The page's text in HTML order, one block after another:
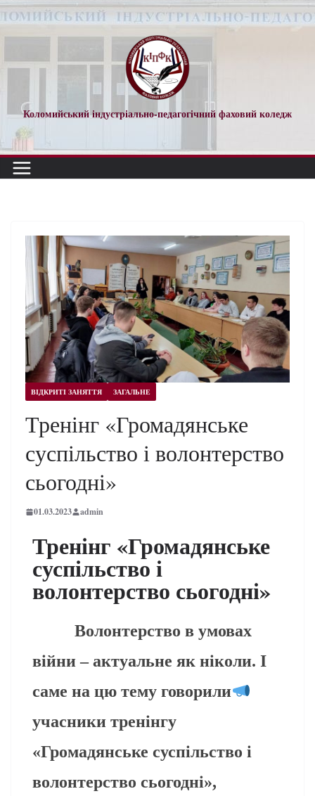
Коломийський індустріально-педагогічний фаховий коледж
ВІДКРИТІ ЗАНЯТТЯ ЗАГАЛЬНЕ
Тренінг «Громадянське
суспільство і волонтерство
сьогодні»
01.03.2023 admin
Тренінг «Громадянське
суспільство і
волонтерство сьогодні»
Волонтерство в умовах
війни – актуальне як ніколи. І
саме на цю тему говорили
учасники тренінгу
«Громадянське суспільство і
волонтерство сьогодні»,